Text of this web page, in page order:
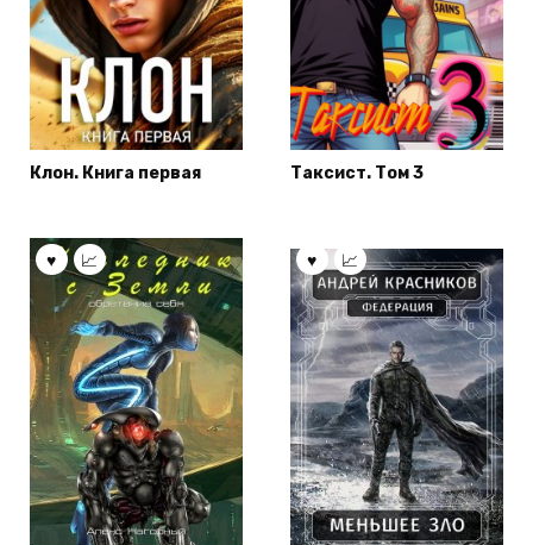
Клон. Книга первая Таксист. Том 3